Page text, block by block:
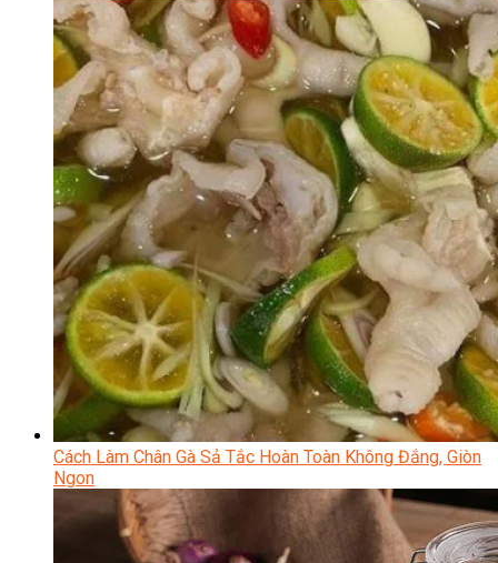
Cách Làm Chân Gà Sả Tắc Hoàn Toàn Không Đắng, Giòn
Ngon